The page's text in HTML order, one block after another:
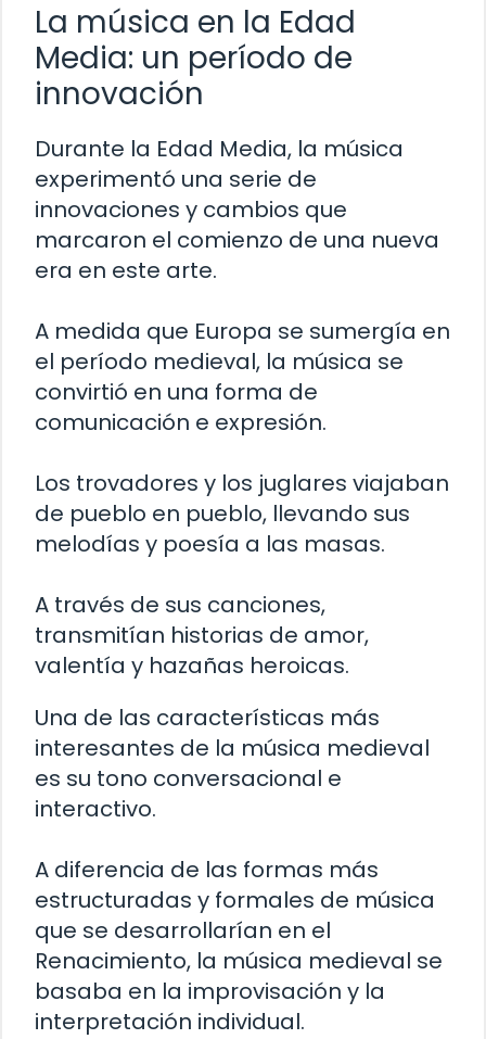
La música en la Edad
Media: un período de
innovación
Durante la Edad Media, la música
experimentó una serie de
innovaciones y cambios que
marcaron el comienzo de una nueva
era en este arte.
A medida que Europa se sumergía en
el período medieval, la música se
convirtió en una forma de
comunicación e expresión.
Los trovadores y los juglares viajaban
de pueblo en pueblo, llevando sus
melodías y poesía a las masas.
A través de sus canciones,
transmitían historias de amor,
valentía y hazañas heroicas.
Una de las características más
interesantes de la música medieval
es su tono conversacional e
interactivo.
A diferencia de las formas más
estructuradas y formales de música
que se desarrollarían en el
Renacimiento, la música medieval se
basaba en la improvisación y la
interpretación individual.